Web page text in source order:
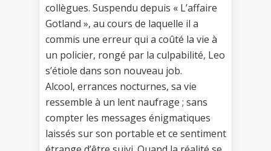
collègues. Suspendu depuis « L’affaire
Gotland », au cours de laquelle il a
commis une erreur qui a coûté la vie à
un policier, rongé par la culpabilité, Leo
s’étiole dans son nouveau job.
Alcool, errances nocturnes, sa vie
ressemble à un lent naufrage ; sans
compter les messages énigmatiques
laissés sur son portable et ce sentiment